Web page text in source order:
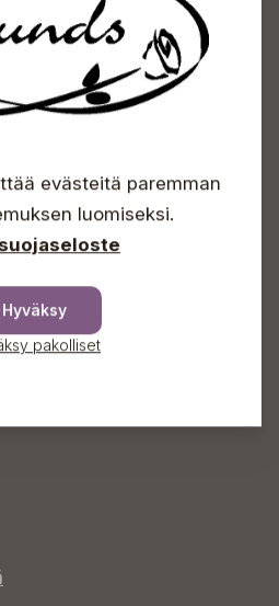
evästeitä paremman
luomiseksi.
Hyväksy
pakolliset